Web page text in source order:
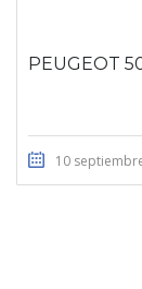
PEUGEOT
10